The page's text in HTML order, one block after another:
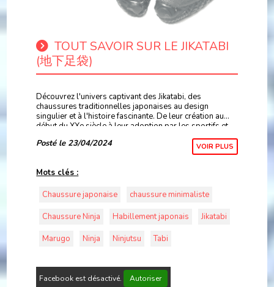
TOUT SAVOIR SUR LE JIKATABI
(地下足袋)
Découvrez l'univers captivant des Jikatabi, des
chaussures traditionnelles japonaises au design
singulier et à l'histoire fascinante. De leur création au
début du XXe siècle à leur adoption par les sportifs et
les pratiquants d'arts martiaux, plongez dans
Posté le 23/04/2024 VOIR PLUS
Mots clés :
Chaussure japonaise
chaussure minimaliste
Chaussure Ninja
Habillement japonais
Jikatabi
Marugo
Ninja Ninjutsu Tabi
Facebook est désactivé. Autoriser